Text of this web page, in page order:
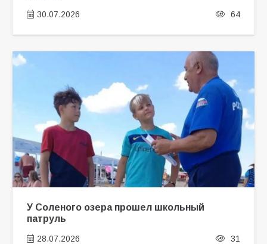
30.07.2026 64
У Соленого озера прошел школьный
патруль
28.07.2026 31